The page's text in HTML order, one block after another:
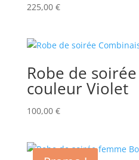
225,00 €
Robe de
couleur Violet
100,00 €